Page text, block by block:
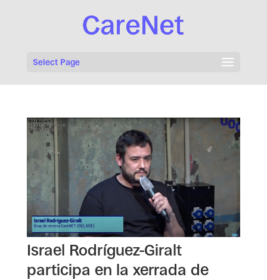
Select Page
Israel Rodríguez-Giralt
participa en la xerrada de